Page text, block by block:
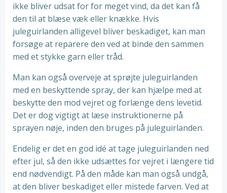
ikke bliver udsat for for meget vind, da det kan få
den til at blæse væk eller knække. Hvis
juleguirlanden alligevel bliver beskadiget, kan man
forsøge at reparere den ved at binde den sammen
med et stykke garn eller tråd.
Man kan også overveje at sprøjte juleguirlanden
med en beskyttende spray, der kan hjælpe med at
beskytte den mod vejret og forlænge dens levetid.
Det er dog vigtigt at læse instruktionerne på
sprayen nøje, inden den bruges på juleguirlanden.
Endelig er det en god idé at tage juleguirlanden ned
efter jul, så den ikke udsættes for vejret i længere tid
end nødvendigt. På den måde kan man også undgå,
at den bliver beskadiget eller mistede farven. Ved at